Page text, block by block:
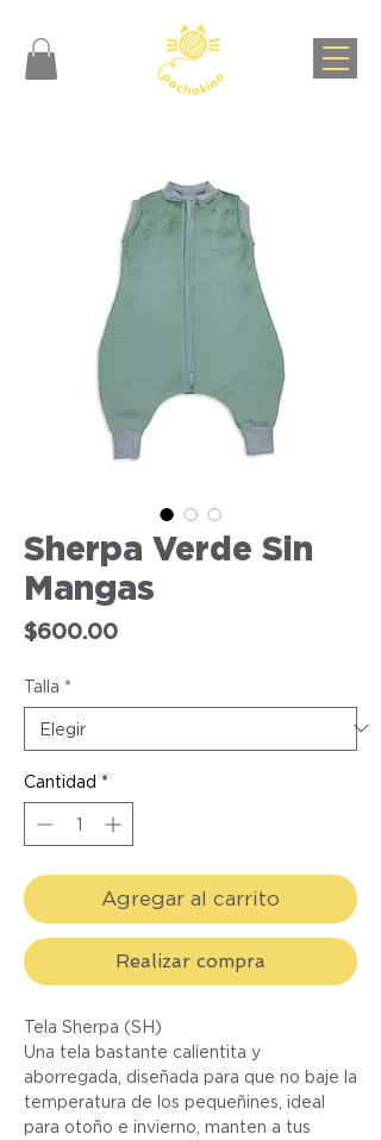
Sherpa Verde Sin
Mangas
$600.00Precio
Talla *
Cantidad *
Agregar al carrito
Realizar compra
Tela Sherpa (SH)
Una tela bastante calientita y
aborregada, diseñada para que no baje la
temperatura de los pequeñines, ideal
para otoño e invierno, manten a tus